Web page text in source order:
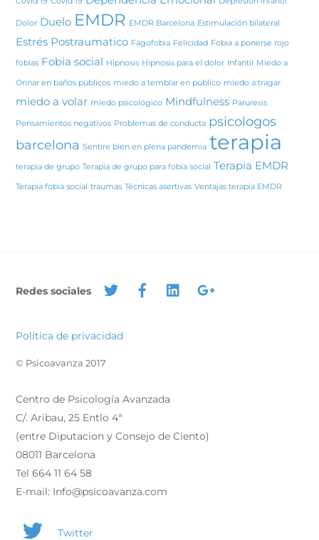
Dolor Duelo EMDR EMDR Barcelona Estimulación bilateral
Estrés Postraumatico Fagofobia Felicidad Fobia a ponerse rojo
fobias Fobia social Hipnosis Hipnosis para el dolor Infantil Miedo a
Orinar en baños públicos miedo a temblar en público miedo a tragar
miedo a volar miedo psicológico Mindfulness Paruresis
Pensamientos negativos Problemas de conducta psicologos
barcelona Sentire bien en plena pandemia terapia
terapia de grupo Terapia de grupo para fobia social Terapia EMDR
Terapia fobia social traumas Técnicas asertivas Ventajas terapia EMDR
Redes sociales
Política de privacidad
© Psicoavanza 2017
Centro de Psicología Avanzada
C/. Aribau, 25 Entlo 4ª
(entre Diputacion y Consejo de Ciento)
08011 Barcelona
Tel 664 11 64 58
E-mail: Info@psicoavanza.com
Twitter